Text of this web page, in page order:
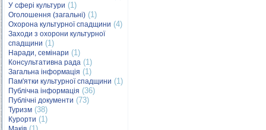
У сфері культури (1)
Оголошення (загальні) (1)
Охорона культурної спадщини (4)
Заходи з охорони культурної
спадщини (1)
Наради, семінари (1)
Консультативна рада (1)
Загальна інформація (1)
Пам'ятки культурної спадщини (1)
Публічна інформація (36)
Публічні документи (73)
Туризм (38)
Курорти (1)